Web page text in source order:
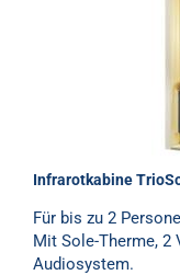
Infrarotkabine
Für bis zu 2
Mit Sole-Therme, 2
Audiosystem.